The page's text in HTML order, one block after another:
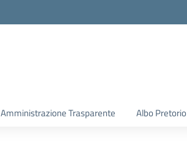
Amministrazione Trasparente Albo Pretorio